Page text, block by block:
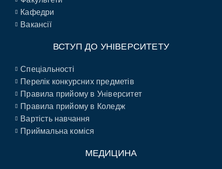
Кафедри
Вакансії
ВСТУП ДО УНІВЕРСИТЕТУ
Спеціальності
Перелік конкурсних предметів
Правила прийому в Університет
Правила прийому в Коледж
Вартість навчання
Приймальна коміся
МЕДИЦИНА